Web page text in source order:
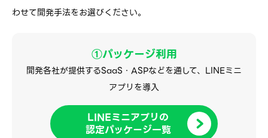
わせて開発手法をお選びください。
①パッケージ利用
開発各社が提供するSaaS・ASPなどを通して、 LINEミニ
アプリを導入
LINEミニアプリの
認定パッケージ一覧